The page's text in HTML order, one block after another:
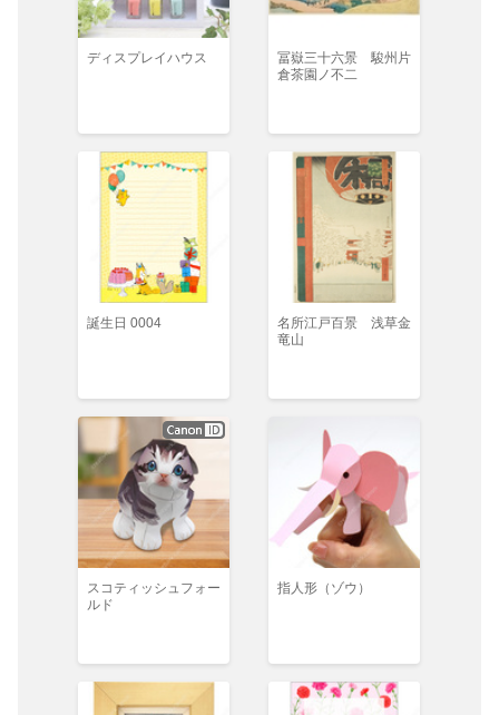
ディスプレイハウス
冨嶽三十六景 駿州片
倉茶園ノ不二
誕生日 0004
名所江戸百景 浅草金
竜山
スコティッシュフォー
ルド
指人形（ゾウ）